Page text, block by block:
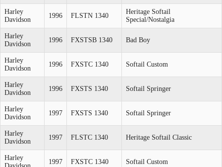
Harley
Davidson
1996 FLSTN 1340
Heritage Softail
Special/Nostalgia
Harley
Davidson
1996 FXSTSB 1340 Bad Boy
Harley
Davidson
1996 FXSTC 1340 Softail Custom
Harley
Davidson
1996 FXSTS 1340 Softail Springer
Harley
Davidson
1997 FXSTS 1340 Softail Springer
Harley
Davidson
1997 FLSTC 1340 Heritage Softail Classic
Harley
1997 FXSTC 1340 Softail Custom